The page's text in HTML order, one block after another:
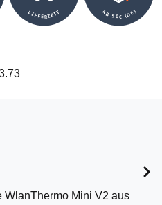
LIEFERZEIT AB 50€ (DE)
WlanThermo Mini V2 aus